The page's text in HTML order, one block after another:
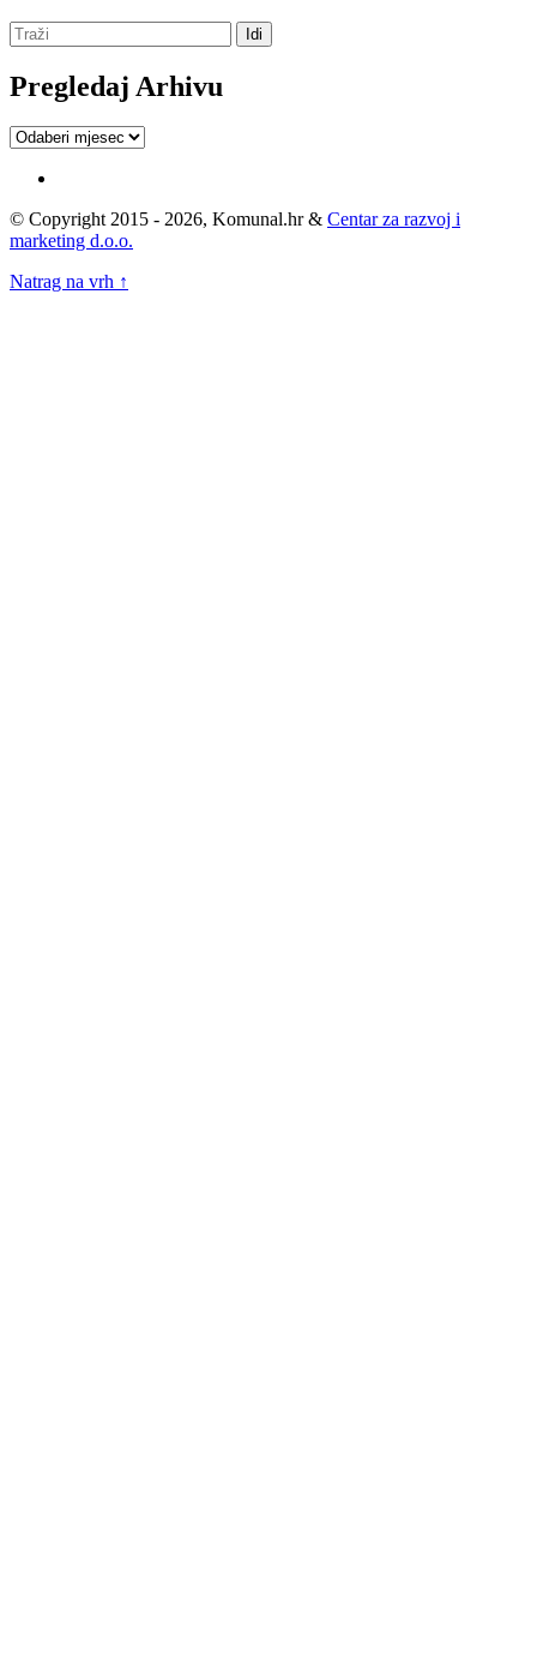
Pregledaj Arhivu
Pregledaj
© Copyright 2015 - 2026, Komunal.hr & Centar za razvoj i
marketing d.o.o.
Natrag na vrh ↑